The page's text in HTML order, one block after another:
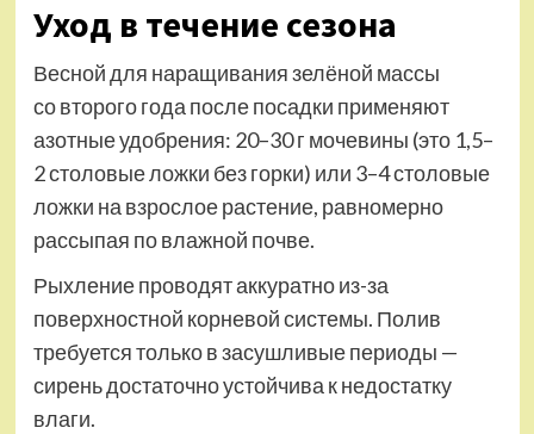
Уход в течение сезона
Весной для наращивания зелёной массы
со второго года после посадки применяют
азотные удобрения: 20–30 г мочевины (это 1,5–
2 столовые ложки без горки) или 3–4 столовые
ложки на взрослое растение, равномерно
рассыпая по влажной почве.
Рыхление проводят аккуратно из-за
поверхностной корневой системы. Полив
требуется только в засушливые периоды —
сирень достаточно устойчива к недостатку
влаги.